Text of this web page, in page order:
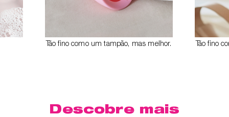
Tão fino como um tampão, mas melhor. Tão fino
Descobre mais